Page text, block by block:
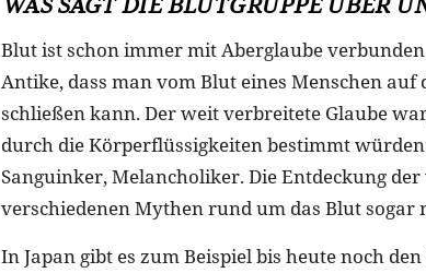
WAS SAGT DIE BLUTGRUPPE ÜBER
Blut ist schon immer mit Aberglaube
Antike, dass man vom Blut eines Menschen auf
schließen kann. Der weit verbreitete Glaube
durch die Körperflüssigkeiten bestimmt
Sanguinker, Melancholiker. Die Entdeckung
verschiedenen Mythen rund um das Blut sogar
In Japan gibt es zum Beispiel bis heute noch